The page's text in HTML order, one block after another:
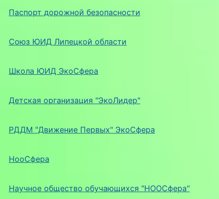
Паспорт дорожной безопасности
Союз ЮИД Липецкой области
Школа ЮИД ЭкоСфера
Детская организация "ЭкоЛидер"
РДДМ "Движение Первых" ЭкоСфера
НооСфера
Научное общество обучающихся "НООСфера"